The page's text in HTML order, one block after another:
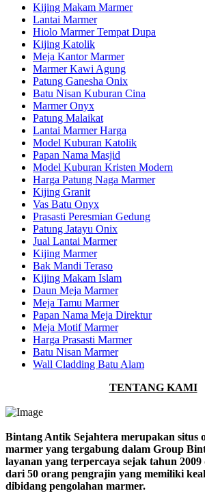
Kijing Makam Marmer
Lantai Marmer
Hiolo Marmer Tempat Dupa
Kijing Katolik
Meja Kantor Marmer
Marmer Kawi Agung
Patung Ganesha Onix
Batu Nisan Kuburan Cina
Marmer Onyx
Patung Malaikat
Lantai Marmer Harga
Model Kuburan Katolik
Papan Nama Masjid
Model Kuburan Kristen Modern
Harga Patung Naga Marmer
Kijing Granit
Vas Batu Onyx
Prasasti Peresmian Gedung
Patung Jatayu Onix
Jual Lantai Marmer
Kijing Marmer
Bak Mandi Teraso
Kijing Makam Islam
Daun Meja Marmer
Meja Tamu Marmer
Papan Nama Meja Direktur
Meja Motif Marmer
Harga Prasasti Marmer
Batu Nisan Marmer
Wall Cladding Batu Alam
TENTANG KAMI
Bintang Antik Sejahtera merupakan situs
marmer yang tergabung dalam Group
layanan yang terpercaya sejak tahun
dari 50 orang pengrajin yang memiliki
dibidang pengolahan marmer.